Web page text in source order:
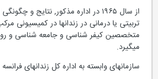
از سال ۱۹۶۵ در اداره مذکور, نتایج و
تربیتی یا درمانی در زندانها در کمیسیونی
متخصصین کیفر شناسی و جامعه شناسی و
میگیرد.
سازمانهای وابسته به اداره کل زندانهای فرانسه